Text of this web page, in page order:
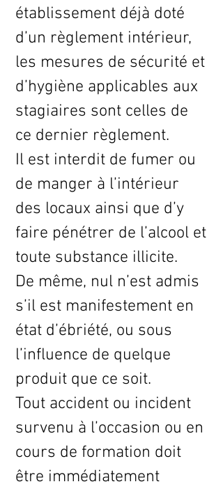
établissement déjà doté
d’un règlement intérieur,
les mesures de sécurité et
d’hygiène applicables aux
stagiaires sont celles de
ce dernier règlement.
Il est interdit de fumer ou
de manger à l’intérieur
des locaux ainsi que d’y
faire pénétrer de l’alcool et
toute substance illicite.
De même, nul n’est admis
s’il est manifestement en
état d’ébriété, ou sous
l’influence de quelque
produit que ce soit.
Tout accident ou incident
survenu à l’occasion ou en
cours de formation doit
être immédiatement